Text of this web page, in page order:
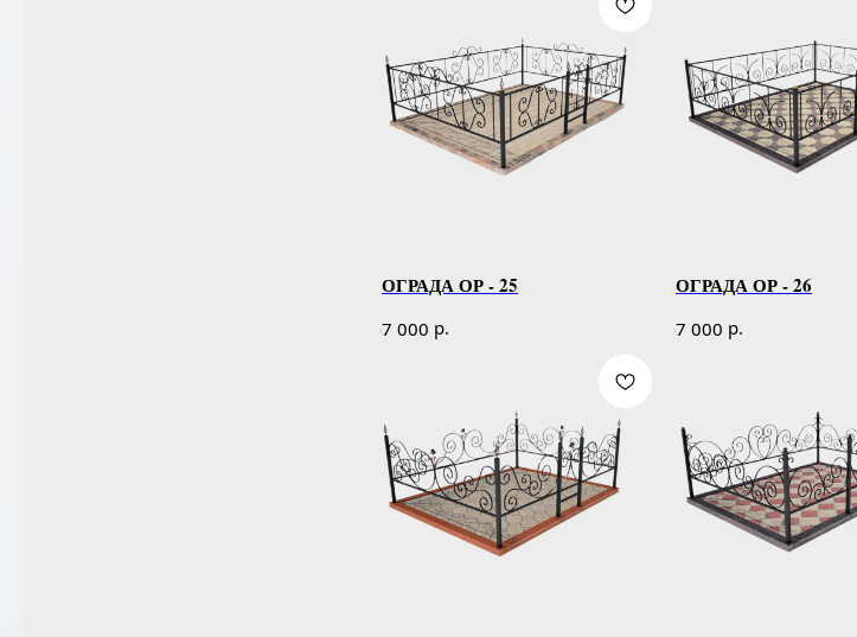
ОГРАДА ОР - 25
7 000 р.
ОГРАДА ОР - 26
7 000 р.